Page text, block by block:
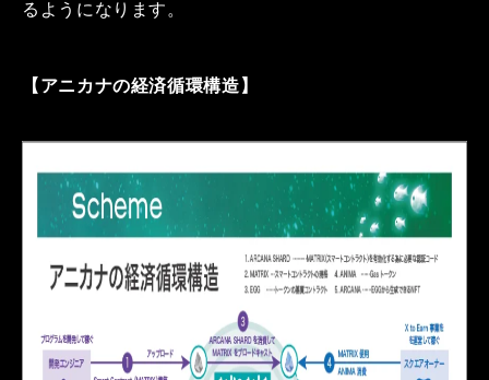
るようになります。
【アニカナの経済循環構造】